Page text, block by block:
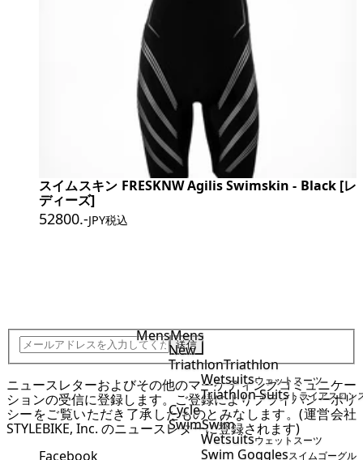
MensMens
New
TriathlonTriathlon
Wetsuitsウェットスーツ
Triathlon Suits トライアスロン
Cycle
SwimSwim
Wetsuitsウェットスーツ
Swim Gogglesスイムゴーグル
スイムスキン FRESKNW Agilis Swimskin - Black [レ
ディーズ]
52800.-JPY税込
送信
ニュースレターおよびその他のマーケティングコミュニケー
ションの受信に登録します。ご登録によりプライバシーポリ
シーをご覧いただき了承したものとみなします。(運営会社
STYLEBIKE, Inc. のニュースレターに登録されます)
Facebook